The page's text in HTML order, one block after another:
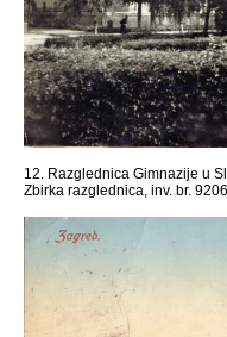
12. Razglednica Gimnazije u
Zbirka razglednica, inv. br. 9206